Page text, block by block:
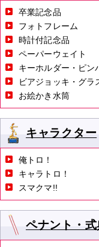
卒業記念品
フォトフレーム
時計付記念品
ペーパーウェイト
キーホルダー・ピン
ビアジョッキ・グラ
お絵かき水筒
キャラクター
俺トロ！
キャラトロ！
スマクマ!!
ペナント・式